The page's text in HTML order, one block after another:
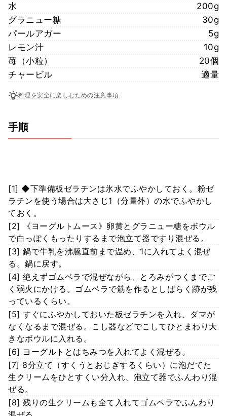
水
200g
グラニュー糖
30g
パールアガー
5g
レモン汁
10g
苺（小粒）
20個
チャービル
適量
料理を安全に楽しむための注意事項
手順
[1] ◆下準備板ゼラチンは氷水でふやかしておく。粉ゼ
ラチンを使う場合は大さじ1（分量外）の水でふやかし
ておく。
[2] 《ヨーグルトムース》卵黄とグラニュー糖をボウル
で白っぽくもったりするまで泡立て器ですり混ぜる。
[3] 鍋で牛乳を沸騰直前まで温め、1に入れてよく混ぜ
る。鍋に戻す。
[4] 絶えずゴムベラで混ぜながら、とろみがつくまでご
く弱火にかける。ゴムベラで筋を作るとしばらく跡が残
っているくらい。
[5] すぐにふやかしておいた板ゼラチンを入れ、ダマが
なくなるまで混ぜる。こし器などでこしてひとまわり大
きなボウルに入れる。
[6] ヨーグルトとはちみつを入れてよく混ぜる。
[7] 8分立て（すくうとおじぎするくらい）に泡だてた
生クリームをひとすくい分入れ、泡立て器でふんわり混
ぜる。
[8] 残りの生クリームも全て入れてゴムベラでふんわり